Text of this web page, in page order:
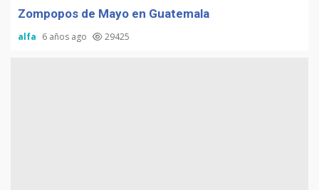
Zompopos de Mayo en Guatemala
alfa 6 años ago 29425